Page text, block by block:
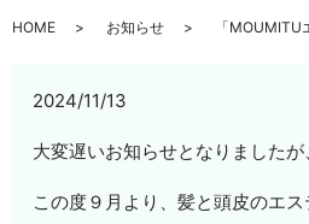
HOME お知らせ 「MOUMITU
2024/11/13
大変遅いお知らせとなりましたが
この度９月より、髪と頭皮のエ